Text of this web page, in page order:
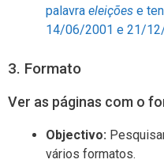
palavra eleições e
14/06/2001 e 21/
3. Formato
Ver as páginas com o
Objectivo:
vários formatos.